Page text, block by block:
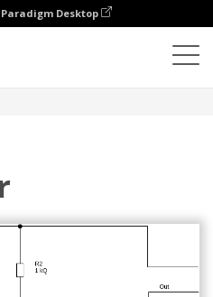
Desktop